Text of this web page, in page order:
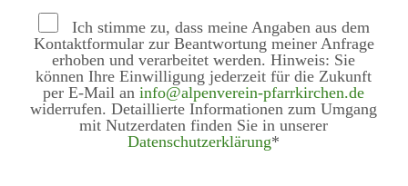
Ich stimme zu, dass meine Angaben aus dem
Kontaktformular zur Beantwortung meiner Anfrage
erhoben und verarbeitet werden. Hinweis: Sie
können Ihre Einwilligung jederzeit für die Zukunft
per E-Mail aninfo@alpenverein-pfarrkirchen.de
widerrufen. Detaillierte Informationen zum Umgang
mit Nutzerdaten finden Sie in unserer
Datenschutzerklärung*